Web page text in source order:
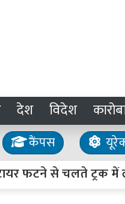
देश विदेश
कैंपस
से चलते ट्रक में लगी